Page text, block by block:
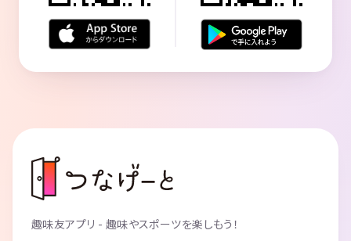
趣味友アプリ - 趣味やスポーツを楽しもう！